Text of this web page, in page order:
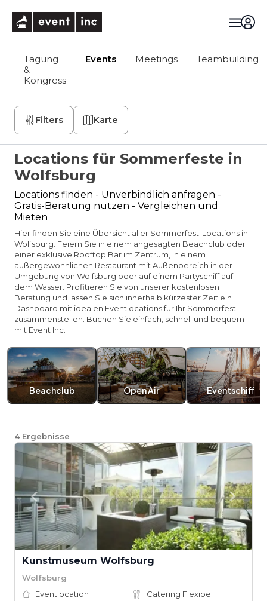
Tagung
&
Kongress
Events Meetings Teambuilding
Filters Karte
Locations für Sommerfeste in
Wolfsburg
Locations finden - Unverbindlich anfragen -
Gratis-Beratung nutzen - Vergleichen und
Mieten
Hier finden Sie eine Übersicht aller Sommerfest-Locations in
Wolfsburg. Feiern Sie in einem angesagten Beachclub oder
einer exklusive Rooftop Bar im Zentrum, in einem
außergewöhnlichen Restaurant mit Außenbereich in der
Umgebung von Wolfsburg oder auf einem Partyschiff auf
dem Wasser. Profitieren Sie von unserer kostenlosen
Beratung und lassen Sie sich innerhalb kürzester Zeit ein
Dashboard mit idealen Eventlocations für Ihr Sommerfest
zusammenstellen. Buchen Sie einfach, schnell und bequem
mit Event Inc.
Beachclub Open Air Eventschiff
4 Ergebnisse
Kunstmuseum Wolfsburg
Wolfsburg
Eventlocation
Catering Flexibel